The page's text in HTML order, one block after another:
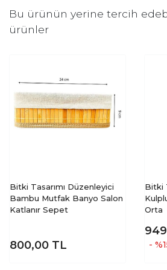
Bu ürünün yerine tercih
ürünler
Bitki Tasarımı Düzenleyici
Bambu Mutfak Banyo Salon
Katlanır Sepet
800,00 TL
Bitki
Orta
-